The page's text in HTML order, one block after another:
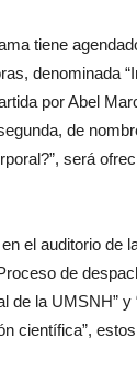
tiene
denominada
por Abel
de
será
el auditorio de
de
de la UMSNH” y
científica”,